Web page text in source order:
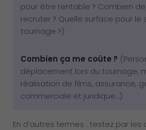
pour être rentable ? Combien
recruter ? Quelle surface pour le
tournage ?)
Combien ça me coûte ?
déplacement lors du tournage,
réalisation de films, assurance,
commerciale et juridique…)
En d’autres termes : testez par